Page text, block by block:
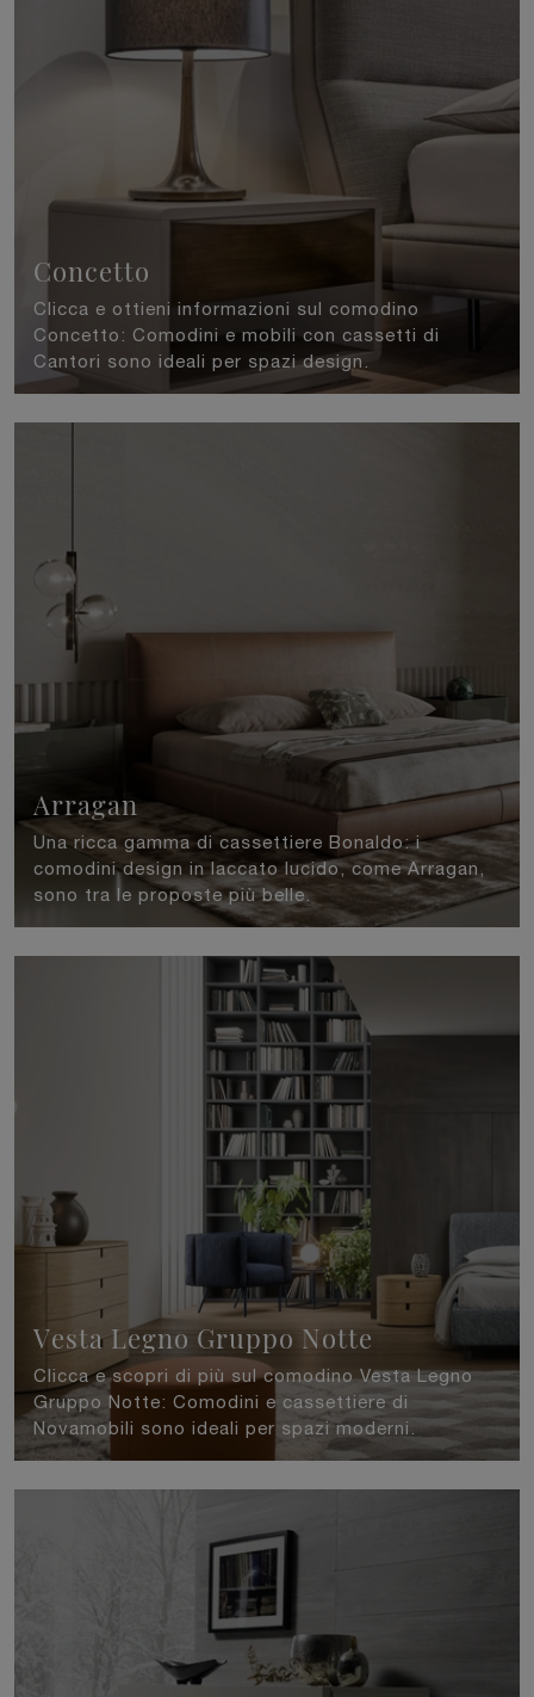
Concetto
Clicca e ottieni informazioni sul comodino
Concetto: Comodini e mobili con cassetti di
Cantori sono ideali per spazi design.
Arragan
Una ricca gamma di cassettiere Bonaldo: i
comodini design in laccato lucido, come Arragan,
sono tra le proposte più belle.
Vesta Legno Gruppo Notte
Clicca e scopri di più sul comodino Vesta Legno
Gruppo Notte: Comodini e cassettiere di
Novamobili sono ideali per spazi moderni.